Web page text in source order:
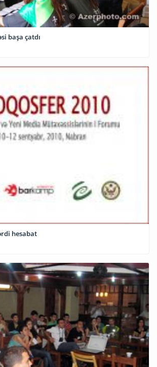
başa çatdı
hesabat